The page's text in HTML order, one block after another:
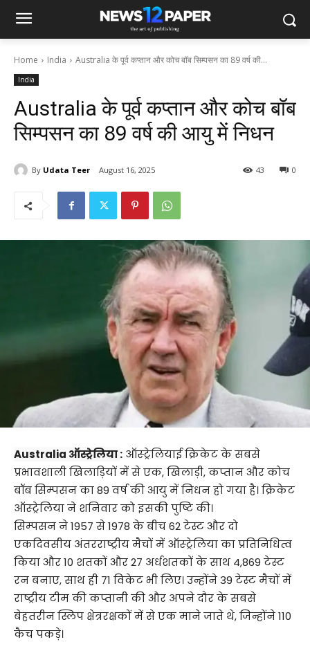
Home India Australia के पूर्व कप्तान और कोच बॉब सिम्पसन का 89 वर्ष की...
India
Australia के पूर्व कप्तान और कोच बॉब
सिम्पसन का 89 वर्ष की आयु में निधन
By Udata Teer August 16, 2025 0
43
Australia ऑस्ट्रेलिया: ऑस्ट्रेलियाई क्रिकेट के सबसे
प्रभावशाली खिलाड़ियों में से एक, खिलाड़ी, कप्तान और कोच
बॉब सिम्पसन का 89 वर्ष की आयु में निधन हो गया है। क्रिकेट
ऑस्ट्रेलिया ने शनिवार को इसकी पुष्टि की।
सिम्पसन ने 1957 से 1978 के बीच 62 टेस्ट और दो
एकदिवसीय अंतरराष्ट्रीय मैचों में ऑस्ट्रेलिया का प्रतिनिधित्व
किया और 10 शतकों और 27 अर्धशतकों के साथ 4,869 टेस्ट
रन बनाए, साथ ही 71 विकेट भी लिए। उन्होंने 39 टेस्ट मैचों में
राष्ट्रीय टीम की कप्तानी की और अपने दौर के सबसे
बेहतरीन स्लिप क्षेत्ररक्षकों में से एक माने जाते थे, जिन्होंने 110
कैच पकड़े।